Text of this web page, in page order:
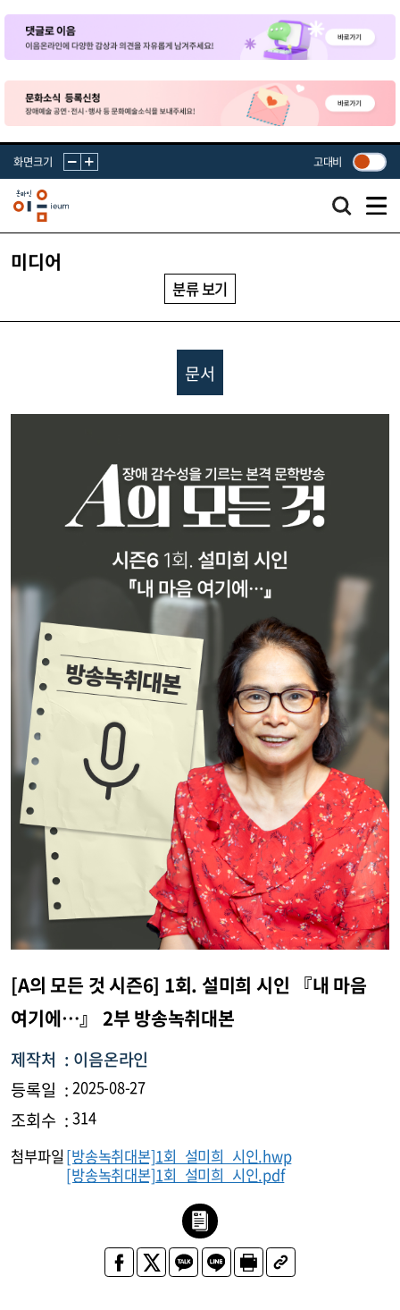
화면크기 고대비
미디어
분류 보기
문서
[A의 모든 것 시즌6] 1회. 설미희 시인 『내 마음
여기에…』 2부 방송녹취대본
제작처 : 이음온라인
등록일 : 2025-08-27
조회수 : 314
첨부파일 [방송녹취대본]1회 설미희 시인.hwp
[방송녹취대본]1회 설미희 시인.pdf